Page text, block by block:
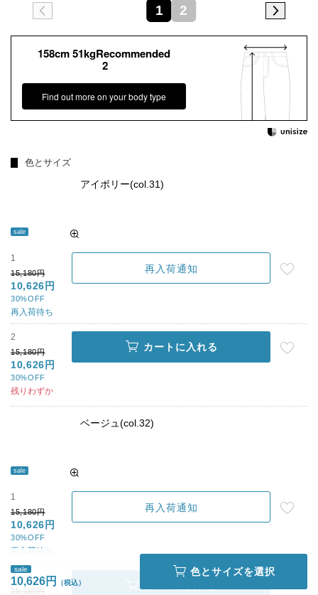
1 2
158cm 51kgRecommended
2
Find out more on your body type
色とサイズ
sale
アイボリー(col.31)
1
15,180円
10,626円
30%OFF
再入荷待ち
再入荷通知
2
15,180円
10,626円
30%OFF
残りわずか
カートに入れる
sale
ベージュ(col.32)
1
15,180円
10,626円
30%OFF
再入荷待ち
再入荷通知
2
15,180円
sale
10,626円
色とサイズを選択